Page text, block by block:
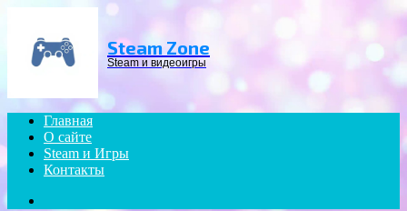
Steam Zone
Steam и видеоигры
Главная
О сайте
Steam и Игры
Контакты